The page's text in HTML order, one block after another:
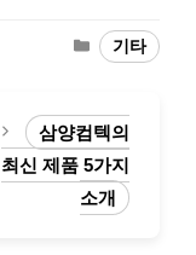
Categories
기타
삼양컴텍의
최신 제품 5가지
소개